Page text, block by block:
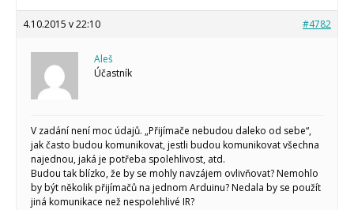
4.10.2015 v 22:10 #4782
Aleš
Účastník
V zadání není moc údajů. „Přijímače nebudou daleko od sebe“,
jak často budou komunikovat, jestli budou komunikovat všechna
najednou, jaká je potřeba spolehlivost, atd.
Budou tak blízko, že by se mohly navzájem ovlivňovat? Nemohlo
by být několik přijímačů na jednom Arduinu? Nedala by se použít
jiná komunikace než nespolehlivé IR?